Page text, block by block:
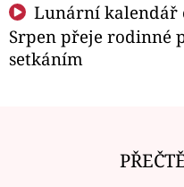
Lunární kalendář
Srpen přeje rodinné
setkáním